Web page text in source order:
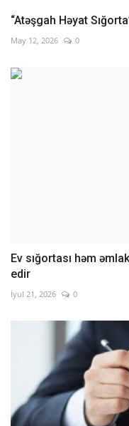
“Atəşgah Həyat
May 12, 2026 0
Ev sığortası həm
edir
İyul 21, 2026 0